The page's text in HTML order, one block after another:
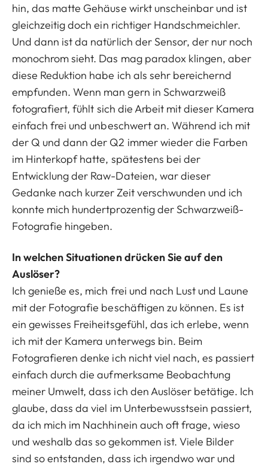
hin, das matte Gehäuse wirkt unscheinbar und ist
gleichzeitig doch ein richtiger Handschmeichler.
Und dann ist da natürlich der Sensor, der nur noch
monochrom sieht. Das mag paradox klingen, aber
diese Reduktion habe ich als sehr bereichernd
empfunden. Wenn man gern in Schwarzweiß
fotografiert, fühlt sich die Arbeit mit dieser Kamera
einfach frei und unbeschwert an. Während ich mit
der Q und dann der Q2 immer wieder die Farben
im Hinterkopf hatte, spätestens bei der
Entwicklung der Raw-Dateien, war dieser
Gedanke nach kurzer Zeit verschwunden und ich
konnte mich hundertprozentig der Schwarzweiß-
Fotografie hingeben.
In welchen Situationen drücken Sie auf den
Auslöser?
Ich genieße es, mich frei und nach Lust und Laune
mit der Fotografie beschäftigen zu können. Es ist
ein gewisses Freiheitsgefühl, das ich erlebe, wenn
ich mit der Kamera unterwegs bin. Beim
Fotografieren denke ich nicht viel nach, es passiert
einfach durch die aufmerksame Beobachtung
meiner Umwelt, dass ich den Auslöser betätige. Ich
glaube, dass da viel im Unterbewusstsein passiert,
da ich mich im Nachhinein auch oft frage, wieso
und weshalb das so gekommen ist. Viele Bilder
sind so entstanden, dass ich irgendwo war und